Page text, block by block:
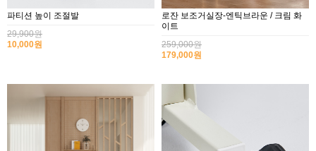
파티션 높이 조절발
29,900원
10,000원
로잔 보조거실장-엔틱브라운 / 크림 화
이트
259,000원
179,000원